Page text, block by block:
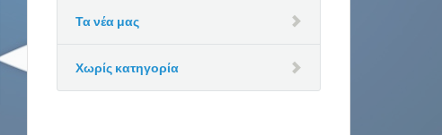
Τα νέα μας
Χωρίς κατηγορία